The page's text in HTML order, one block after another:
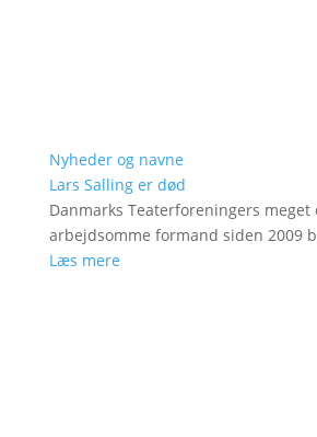
Nyheder og navne
Lars Salling er død
Danmarks Teaterforeningers meget
arbejdsomme formand siden 2009
Læs mere